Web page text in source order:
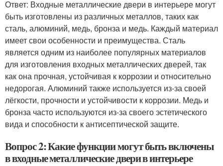
Ответ: Входные металлические двери в интерьере могут
быть изготовлены из различных металлов, таких как
сталь, алюминий, медь, бронза и медь. Каждый материал
имеет свои особенности и преимущества. Сталь
является одним из наиболее популярных материалов
для изготовления входных металлических дверей, так
как она прочная, устойчивая к коррозии и относительно
недорогая. Алюминий также используется из-за своей
лёгкости, прочности и устойчивости к коррозии. Медь и
бронза часто используются из-за своего эстетического
вида и способности к антисептической защите.
Вопрос 2: Какие функции могут быть включены
в входные металлические двери в интерьере